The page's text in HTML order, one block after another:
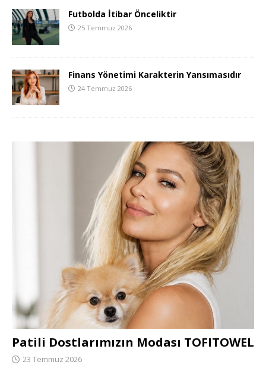
Futbolda İtibar Önceliktir
25 Temmuz 2026
Finans Yönetimi Karakterin Yansımasıdır
24 Temmuz 2026
Patili Dostlarımızın Modası TOFITOWEL
23 Temmuz 2026